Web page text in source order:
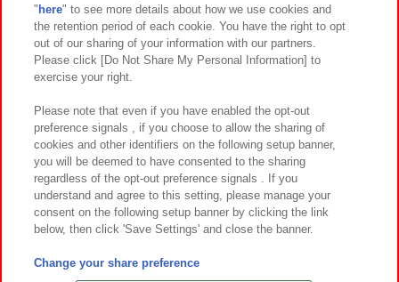
関連会社 サステナビリティ サイトポリシー
プライバシーポリシー ウェブアクセシビリティ方針と検証結果
お取引先さまとともに
カスタマーハラスメント対応方針 よくあるご質問・お問い合わせ
©Bandai Namco Amusement Inc.
©Bandai Namco Amusement Lab Inc.
" here" to see more details about how we use cookies and
the retention period of each cookie. You have the right to opt
out of our sharing of your information with our partners.
Please click [Do Not Share My Personal Information] to
exercise your right.
Please note that even if you have enabled the opt-out
preference signals , if you choose to allow the sharing of
cookies and other identifiers on the following setup banner,
you will be deemed to have consented to the sharing
regardless of the opt-out preference signals . If you
understand and agree to this setting, please manage your
consent on the following setup banner by clicking the link
below, then click 'Save Settings' and close the banner.
Change your share preference